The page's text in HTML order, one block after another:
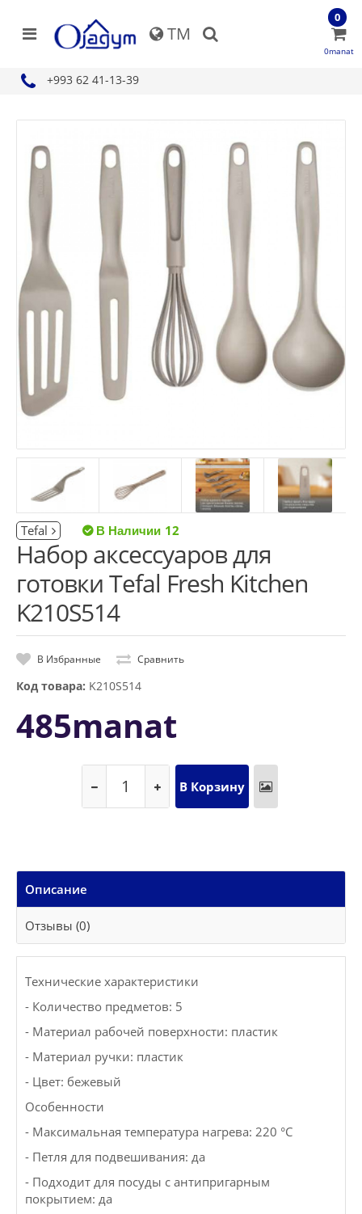
TM
+993 62 41-13-39
0
0manat
Tefal 12
Набор аксессуаров для
готовки Tefal Fresh Kitchen
K210S514
В Избранные Сравнить
Код товара: K210S514
485manat
Описание
Отзывы (0)
Технические характеристики
- Количество предметов: 5
- Материал рабочей поверхности: пластик
- Материал ручки: пластик
- Цвет: бежевый
Особенности
- Максимальная температура нагрева: 220 °C
- Петля для подвешивания: да
- Подходит для посуды с антипригарным
покрытием: да